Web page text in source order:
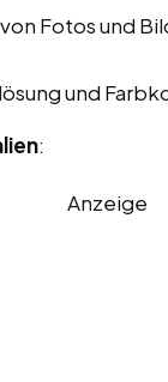
Fotos und
und
:
Anzeige